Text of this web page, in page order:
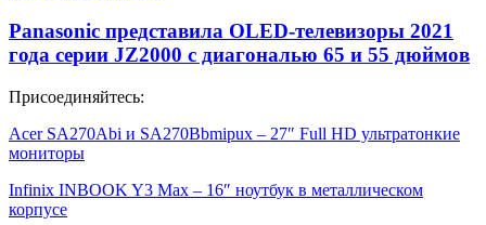
Panasonic представила OLED-телевизоры 2021
года серии JZ2000 с диагональю 65 и 55 дюймов
Присоединяйтесь:
Acer SA270Abi и SA270Bbmipux – 27″ Full HD ультратонкие
мониторы
Infinix INBOOK Y3 Max – 16″ ноутбук в металлическом
корпусе